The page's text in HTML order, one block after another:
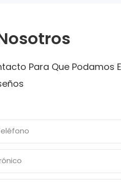
Para Que